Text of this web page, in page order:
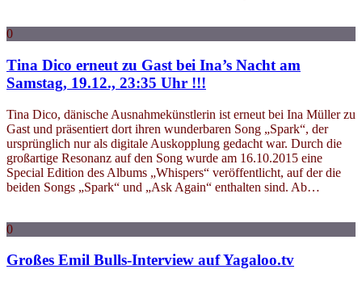
0
Tina Dico erneut zu Gast bei Ina’s Nacht am
Samstag, 19.12., 23:35 Uhr !!!
Tina Dico, dänische Ausnahmekünstlerin ist erneut bei Ina Müller zu
Gast und präsentiert dort ihren wunderbaren Song „Spark“, der
ursprünglich nur als digitale Auskopplung gedacht war. Durch die
großartige Resonanz auf den Song wurde am 16.10.2015 eine
Special Edition des Albums „Whispers“ veröffentlicht, auf der die
beiden Songs „Spark“ und „Ask Again“ enthalten sind. Ab…
0
Großes Emil Bulls-Interview auf Yagaloo.tv